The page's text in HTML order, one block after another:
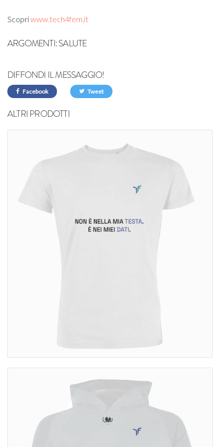
Scopriwww.tech4fem.it
ARGOMENTI:SALUTE
DIFFONDI IL MESSAGGIO!
Facebook Tweet
ALTRI PRODOTTI